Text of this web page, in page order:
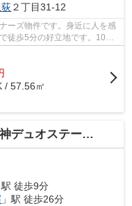
荻２丁目31-12
ーズ物件です。身近に人を感
徒歩5分の好立地です。10階
/ 57.56㎡
ステージ荻窪 １階部分
駅 徒歩9分
」駅 徒歩26分